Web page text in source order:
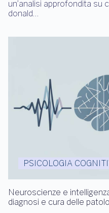
un’analisi approfondita su
donald…
PSICOLOGIA
Neuroscienze e
diagnosi e cura delle